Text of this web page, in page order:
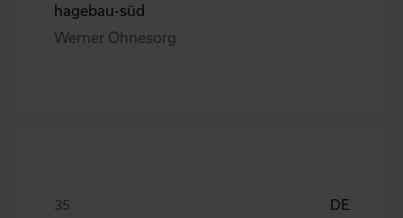
hagebau-süd
Werner Ohnesorg
DE